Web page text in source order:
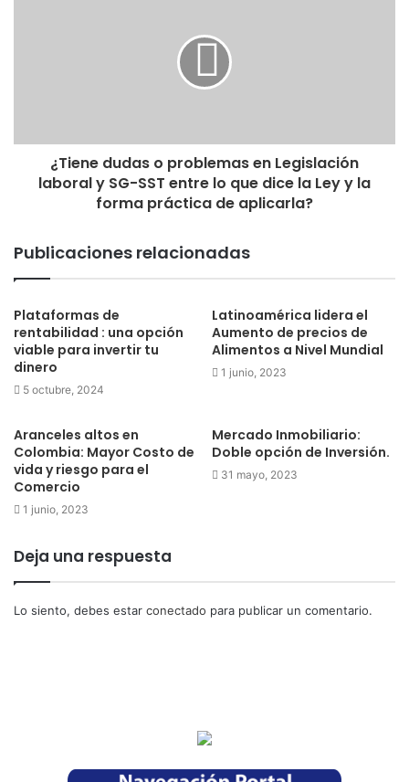
¿Tiene dudas o problemas en Legislación
laboral y SG-SST entre lo que dice la Ley y la
forma práctica de aplicarla?
Publicaciones relacionadas
Plataformas de
rentabilidad : una opción
viable para invertir tu
dinero
5 octubre, 2024
Latinoamérica lidera el
Aumento de precios de
Alimentos a Nivel Mundial
1 junio, 2023
Aranceles altos en
Colombia: Mayor Costo de
vida y riesgo para el
Comercio
1 junio, 2023
Mercado Inmobiliario:
Doble opción de Inversión.
31 mayo, 2023
Deja una respuesta
Lo siento, debes estar conectado para publicar un comentario.